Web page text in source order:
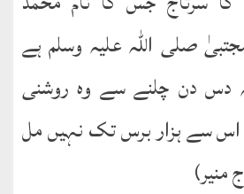
صلی اللہ علیہ وسلم ہے
دس دن چلنے سے وہ روشنی
سے ہزار برس تک نہیں مل
منیر)